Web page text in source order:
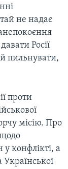
не надає
Росії
пильнувати,
проти
місію. Про
у конфлікті, а
Української